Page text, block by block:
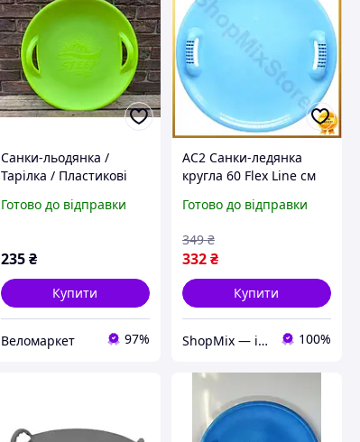
Санки-льодянка /
Тарілка / Пластикові
санки "Steep", салатові
Готово до відправки
235 ₴
Купити
Веломаркет 97%
AC2 Санки-ледянка
кругла 60 Flex Line см
ручками для катання
Готово до відправки
332₴
349 ₴
Купити
ShopMix — інтернет-магазин сумок та аксесуарів 100%